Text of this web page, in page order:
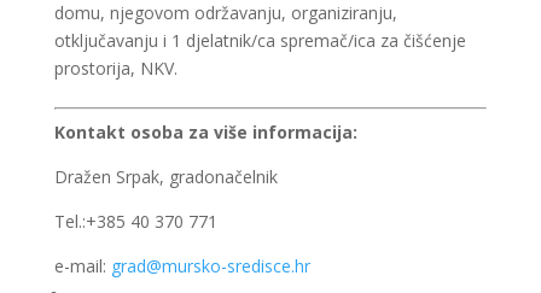
domu, njegovom održavanju, organiziranju,
otključavanju i 1 djelatnik/ca spremač/ica za čišćenje
prostorija, NKV.
Kontakt osoba za više informacija:
Dražen Srpak, gradonačelnik
Tel.:+385 40 370 771
e-mail: grad@mursko-sredisce.hr